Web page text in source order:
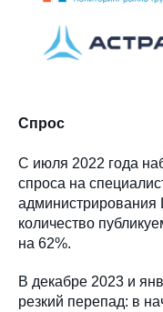
Спрос
С июля 2022 года
спроса на
количество
на 62%.
В декабре 2023 и
резкий перепад: в